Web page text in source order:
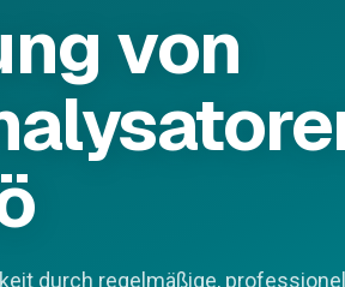
von
durch regelmäßige,